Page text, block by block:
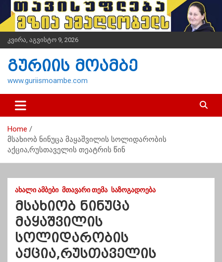
i
t
n
კვირა, აგვისტო 9, 2026
გურიის მოამბე
www.guriismoambe.com
Home
მსახიობ ნინუცა მაყაშვილის სოლიდარობის
აქცია,რუსთაველის თეატრის წინ
ᲐᲮᲐᲚᲘ ᲐᲛᲑᲔᲑᲘ ᲛᲗᲐᲕᲐᲠᲘ ᲗᲔᲛᲐ ᲡᲐᲖᲝᲒᲐᲓᲝᲔᲑᲐ
მსახიობ ნინუცა
მაყაშვილის
სოლიდარობის
აქცია,რუსთაველის